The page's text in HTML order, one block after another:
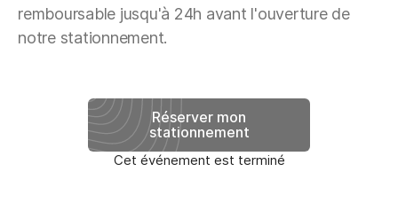
remboursable jusqu'à 24h avant l'ouverture de
notre stationnement.
Réserver mon
stationnement
Cet événement est terminé